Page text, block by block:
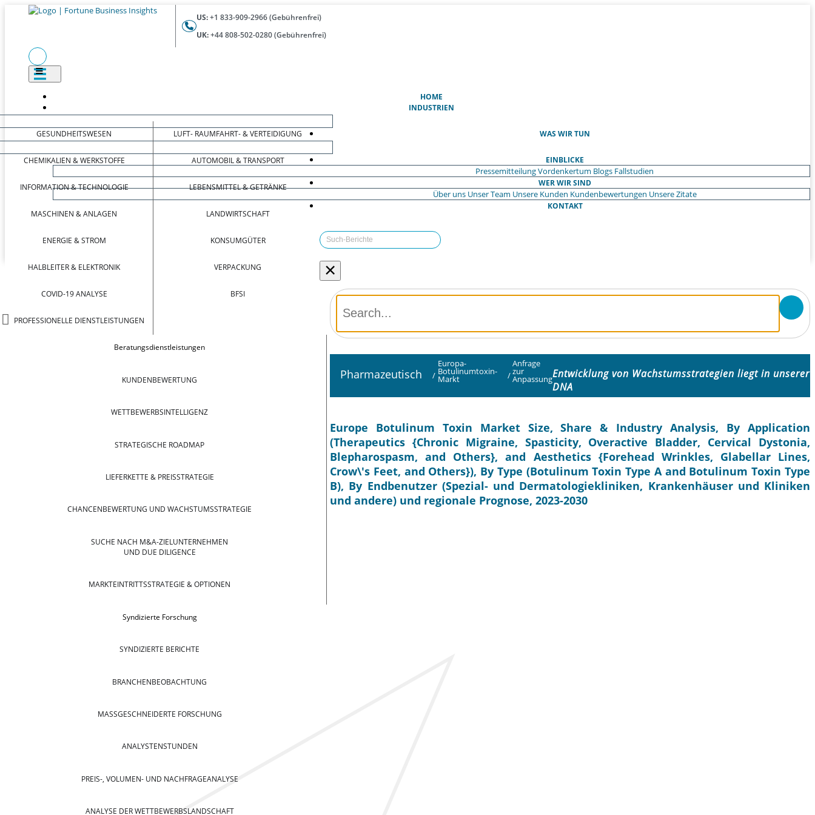
US:+1 833-909-2966 (Gebührenfrei)
UK:+44 808-502-0280 (Gebührenfrei)
HOME
INDUSTRIEN
GESUNDHEITSWESEN
CHEMIKALIEN & WERKSTOFFE
INFORMATION & TECHNOLOGIE
MASCHINEN & ANLAGEN
ENERGIE & STROM
HALBLEITER & ELEKTRONIK
COVID-19 ANALYSE
PROFESSIONELLE DIENSTLEISTUNGEN
LUFT- RAUMFAHRT- & VERTEIDIGUNG
AUTOMOBIL & TRANSPORT
LEBENSMITTEL & GETRÄNKE
LANDWIRTSCHAFT
KONSUMGÜTER
VERPACKUNG
BFSI
WAS WIR TUN
Beratungsdienstleistungen
KUNDENBEWERTUNG
WETTBEWERBSINTELLIGENZ
STRATEGISCHE ROADMAP
LIEFERKETTE & PREISSTRATEGIE
CHANCENBEWERTUNG UND WACHSTUMSSTRATEGIE
SUCHE NACH M&A-ZIELUNTERNEHMEN
UND DUE DILIGENCE
MARKTEINTRITTSSTRATEGIE & OPTIONEN
Syndizierte Forschung
SYNDIZIERTE BERICHTE
BRANCHENBEOBACHTUNG
MASSGESCHNEIDERTE FORSCHUNG
ANALYSTENSTUNDEN
PREIS-, VOLUMEN- UND NACHFRAGEANALYSE
ANALYSE DER WETTBEWERBSLANDSCHAFT
EINBLICKE
PressemitteilungVordenkertum Blogs Fallstudien
WER WIR SIND
Über uns Unser Team Unsere Kunden Kundenbewertungen Unsere Zitate
KONTAKT
×
Pharmazeutisch /
Europa-
Botulinumtoxin-
Markt /
Anfrage
zur
AnpassungEntwicklung von Wachstumsstrategien liegt in unserer
DNA
Europe Botulinum Toxin Market Size, Share & Industry Analysis, By Application
(Therapeutics {Chronic Migraine, Spasticity, Overactive Bladder, Cervical Dystonia,
Blepharospasm, and Others}, and Aesthetics {Forehead Wrinkles, Glabellar Lines,
Crow\'s Feet, and Others}), By Type (Botulinum Toxin Type A and Botulinum Toxin Type
B), By Endbenutzer (Spezial- und Dermatologiekliniken, Krankenhäuser und Kliniken
und andere) und regionale Prognose, 2023-2030